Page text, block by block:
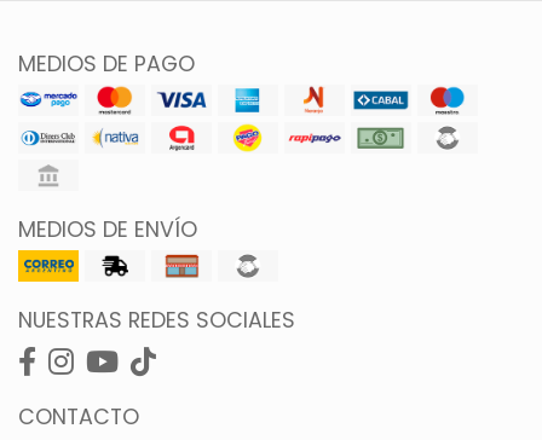
MEDIOS DE PAGO
MEDIOS DE ENVÍO
NUESTRAS REDES SOCIALES
CONTACTO